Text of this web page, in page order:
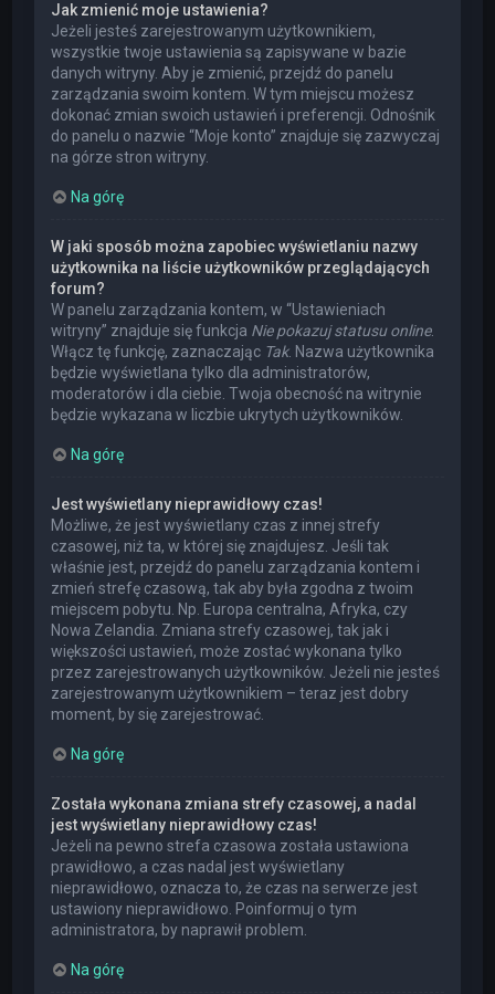
Jak zmienić moje ustawienia?
Jeżeli jesteś zarejestrowanym użytkownikiem,
wszystkie twoje ustawienia są zapisywane w bazie
danych witryny. Aby je zmienić, przejdź do panelu
zarządzania swoim kontem. W tym miejscu możesz
dokonać zmian swoich ustawień i preferencji. Odnośnik
do panelu o nazwie “Moje konto” znajduje się zazwyczaj
na górze stron witryny.
Na górę
W jaki sposób można zapobiec wyświetlaniu nazwy
użytkownika na liście użytkowników przeglądających
forum?
W panelu zarządzania kontem, w “Ustawieniach
witryny” znajduje się funkcja Nie pokazuj statusu online.
Włącz tę funkcję, zaznaczając Tak. Nazwa użytkownika
będzie wyświetlana tylko dla administratorów,
moderatorów i dla ciebie. Twoja obecność na witrynie
będzie wykazana w liczbie ukrytych użytkowników.
Na górę
Jest wyświetlany nieprawidłowy czas!
Możliwe, że jest wyświetlany czas z innej strefy
czasowej, niż ta, w której się znajdujesz. Jeśli tak
właśnie jest, przejdź do panelu zarządzania kontem i
zmień strefę czasową, tak aby była zgodna z twoim
miejscem pobytu. Np. Europa centralna, Afryka, czy
Nowa Zelandia. Zmiana strefy czasowej, tak jak i
większości ustawień, może zostać wykonana tylko
przez zarejestrowanych użytkowników. Jeżeli nie jesteś
zarejestrowanym użytkownikiem – teraz jest dobry
moment, by się zarejestrować.
Na górę
Została wykonana zmiana strefy czasowej, a nadal
jest wyświetlany nieprawidłowy czas!
Jeżeli na pewno strefa czasowa została ustawiona
prawidłowo, a czas nadal jest wyświetlany
nieprawidłowo, oznacza to, że czas na serwerze jest
ustawiony nieprawidłowo. Poinformuj o tym
administratora, by naprawił problem.
Na górę